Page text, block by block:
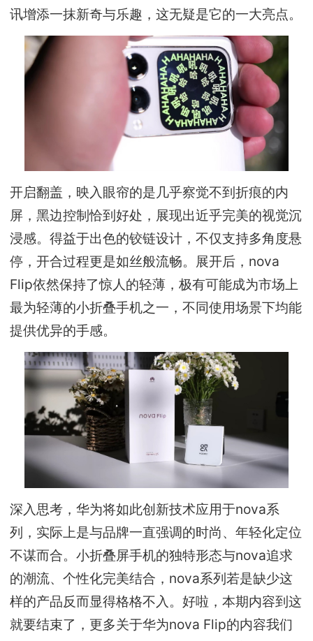
讯增添一抹新奇与乐趣，这无疑是它的一大亮点。
开启翻盖，映入眼帘的是几乎察觉不到折痕的内
屏，黑边控制恰到好处，展现出近乎完美的视觉沉
浸感。得益于出色的铰链设计，不仅支持多角度悬
停，开合过程更是如丝般流畅。展开后，nova
Flip依然保持了惊人的轻薄，极有可能成为市场上
最为轻薄的小折叠手机之一，不同使用场景下均能
提供优异的手感。
深入思考，华为将如此创新技术应用于nova系
列，实际上是与品牌一直强调的时尚、年轻化定位
不谋而合。小折叠屏手机的独特形态与nova追求
的潮流、个性化完美结合，nova系列若是缺少这
样的产品反而显得格格不入。好啦，本期内容到这
就要结束了，更多关于华为nova Flip的内容我们